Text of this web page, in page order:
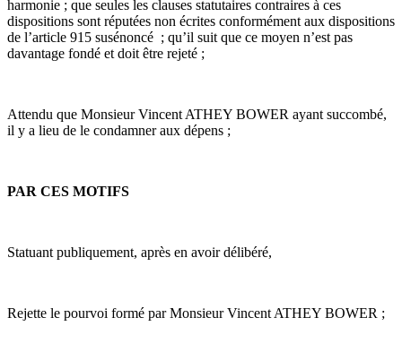
harmonie ; que seules les clauses statutaires contraires à ces
dispositions sont réputées non écrites conformément aux dispositions
de l’article 915 susénoncé ; qu’il suit que ce moyen n’est pas
davantage fondé et doit être rejeté ;
Attendu que Monsieur Vincent ATHEY BOWER ayant succombé,
il y a lieu de le condamner aux dépens ;
PAR CES MOTIFS
Statuant publiquement, après en avoir délibéré,
Rejette le pourvoi formé par Monsieur Vincent ATHEY BOWER ;